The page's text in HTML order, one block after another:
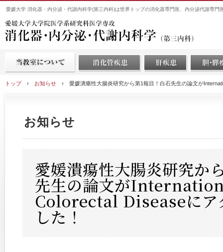
愛媛大学 消化器・内分泌・代謝内科学(第三内科)は世界トップの消化器専門医、内分泌代謝専門
トップ› お知らせ › 愛媛潰瘍性大腸炎研究から第1報目！白石先生の論文が
お知らせ
愛媛潰瘍性大腸炎研究か
先生の論文が
Colorectal Diseaseにア
した！